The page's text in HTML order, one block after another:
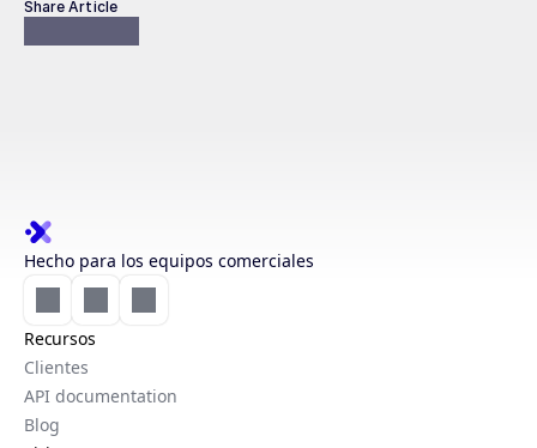
Share Article
Hecho para los equipos comerciales
Recursos
Clientes
API documentation
Blog